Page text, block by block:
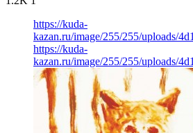
https://kuda-
kazan.ru/image/255/255/uploads/
https://kuda-
kazan.ru/image/255/255/uploads/